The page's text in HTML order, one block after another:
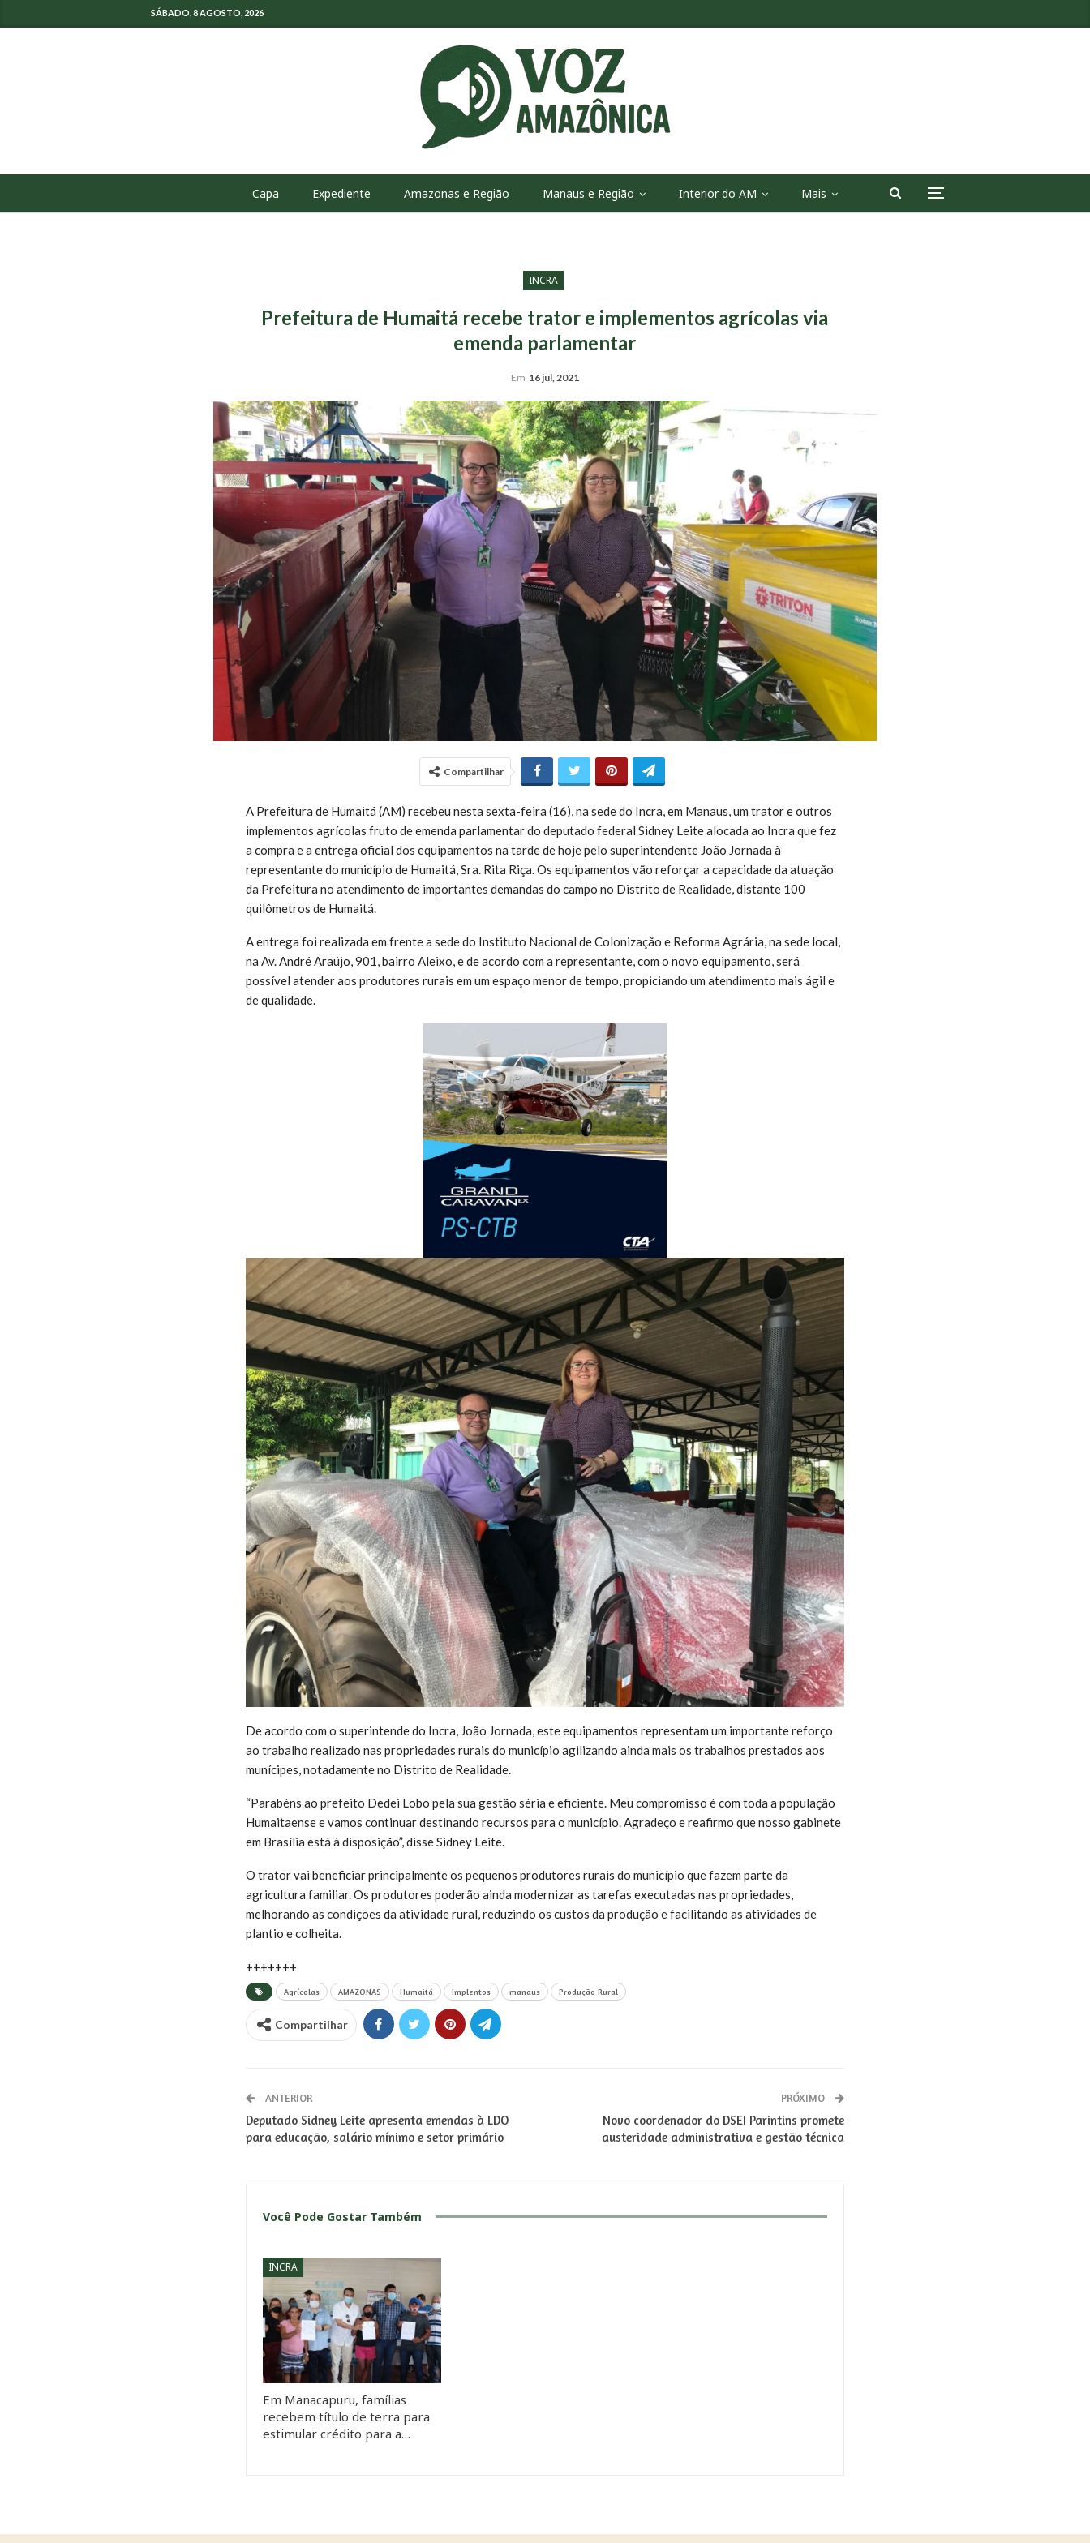
SÁBADO, 8 AGOSTO, 2026
Capa Expediente Amazonas e Região Manaus e Região Interior do AM Mais
INCRA
Prefeitura de Humaitá recebe trator e implementos agrícolas via
emenda parlamentar
Em 16 jul, 2021
Compartilhar
A Prefeitura de Humaitá (AM) recebeu nesta sexta-feira (16), na sede do Incra, em Manaus, um trator e outros
implementos agrícolas fruto de emenda parlamentar do deputado federal Sidney Leite alocada ao Incra que fez
a compra e a entrega oficial dos equipamentos na tarde de hoje pelo superintendente João Jornada à
representante do município de Humaitá, Sra. Rita Riça. Os equipamentos vão reforçar a capacidade da atuação
da Prefeitura no atendimento de importantes demandas do campo no Distrito de Realidade, distante 100
quilômetros de Humaitá.
A entrega foi realizada em frente a sede do Instituto Nacional de Colonização e Reforma Agrária, na sede local,
na Av. André Araújo, 901, bairro Aleixo, ede acordo com a representante, com o novo equipamento, será
possível atender aos produtores rurais em um espaço menor de tempo, propiciando um atendimento mais ágil e
de qualidade.
De acordo com o superintende do Incra, João Jornada, este equipamentos representam um importante reforço
ao trabalho realizado nas propriedades rurais do município agilizando ainda mais os trabalhos prestados aos
munícipes, notadamente no Distrito de Realidade.
“Parabéns ao prefeito Dedei Lobo pela sua gestão séria e eficiente. Meu compromisso é com toda a população
Humaitaense e vamos continuar destinando recursos para o município. Agradeço e reafirmo que nosso gabinete
em Brasília está à disposição”, disse Sidney Leite.
O trator vai beneficiar principalmente os pequenos produtores rurais do município que fazem parte da
agricultura familiar. Os produtores poderão ainda modernizar as tarefas executadas nas propriedades,
melhorando as condições da atividade rural, reduzindo os custos da produção e facilitando as atividades de
plantio e colheita.
+++++++
Agrícolas AMAZONAS Humaitá Implentos manaus Produção Rural
Compartilhar
ANTERIOR
Deputado Sidney Leite apresenta emendas à LDO
para educação, salário mínimo e setor primário
PRÓXIMO
Novo coordenador do DSEI Parintins promete
austeridade administrativa e gestão técnica
Você Pode Gostar Também
INCRA
Em Manacapuru, famílias
recebem título de terra para
estimular crédito para a…